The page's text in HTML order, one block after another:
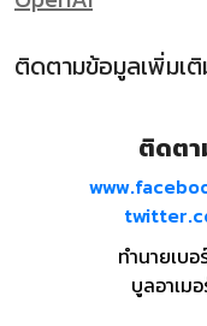
ติดตามข้อมูลเพิ่มเ
ติดตา
ทำนายเบ
บูลอาเม